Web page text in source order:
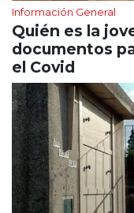
Información General
Quién es la
documentos
el Covid